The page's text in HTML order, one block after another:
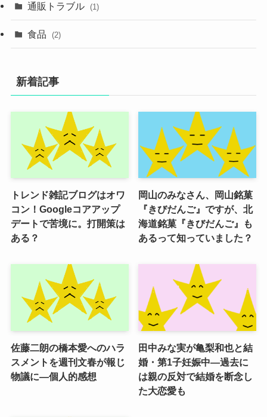
通販トラブル (1)
食品 (2)
新着記事
トレンド雑記ブログはオワ
コン！Googleコアアップ
デートで苦境に。打開策は
ある？
岡山のみなさん、岡山銘菓
『きびだんご』ですが、北
海道銘菓『きびだんご』も
あるって知っていました？
佐藤二朗の橋本愛へのハラ
スメントを週刊文春が報じ
物議に―個人的感想
田中みな実が亀梨和也と結
婚・第1子妊娠中―過去に
は親の反対で結婚を断念し
た大恋愛も